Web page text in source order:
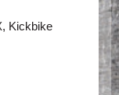
Kickbike